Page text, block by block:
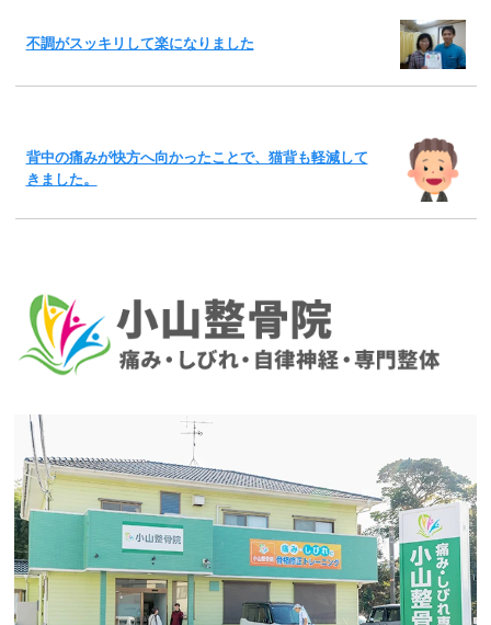
不調がスッキリして楽になりました
背中の痛みが快方へ向かったことで、猫背も軽減して
きました。